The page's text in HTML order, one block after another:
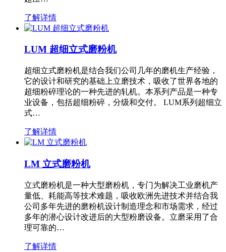
了解详情
LUM 超细立式磨粉机
超细立式磨粉机是结合我们公司几年的磨机生产经验，
它的设计和研究的基础上立磨技术，吸收了世界各地的
超细粉碎理论的一种先进的轧机。本系列产品是一种专
业设备，包括超细粉碎，分级和交付。 LUM系列超细立
式…
了解详情
LM 立式磨粉机
立式磨粉机是一种大型磨粉机，专门为解决工业磨机产
量低、耗能高等技术难题，吸收欧洲先进技术并结合我
公司多年先进的磨粉机设计制造理念和市场需求，经过
多年的潜心设计改进后的大型粉磨设备。立磨采用了合
理可靠的…
了解详情